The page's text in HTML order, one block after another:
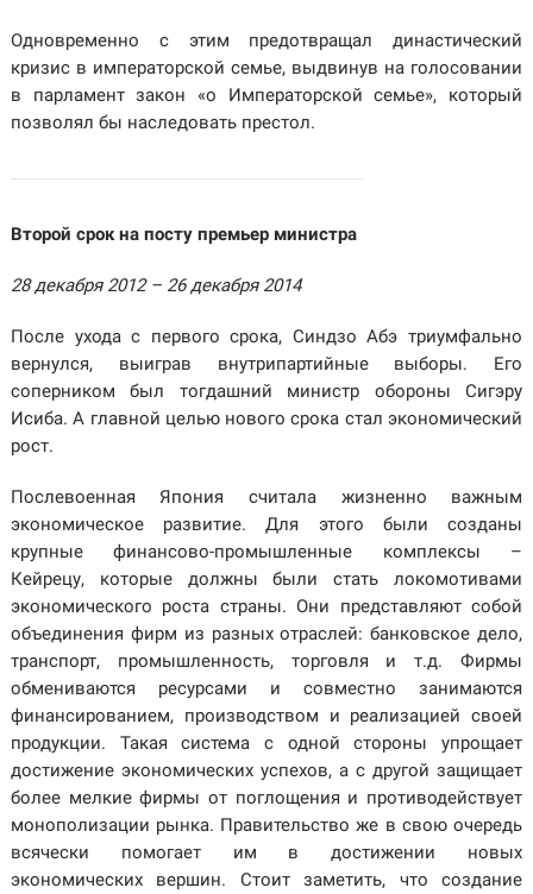
Одновременно с этим предотвращал династический
кризис в императорской семье, выдвинув на голосовании
в парламент закон «о Императорской семье», который
позволял бы наследовать престол.
Второй срок на посту премьер министра
28 декабря 2012 – 26 декабря 2014
После ухода с первого срока, Синдзо Абэ триумфально
вернулся, выиграв внутрипартийные выборы. Его
соперником был тогдашний министр обороны Сигэру
Исиба. А главной целью нового срока стал экономический
рост.
Послевоенная Япония считала жизненно важным
экономическое развитие. Для этого были созданы
крупные финансово-промышленные комплексы –
Кейрецу, которые должны были стать локомотивами
экономического роста страны. Они представляют собой
объединения фирм из разных отраслей: банковское дело,
транспорт, промышленность, торговля и т.д. Фирмы
обмениваются ресурсами и совместно занимаются
финансированием, производством и реализацией своей
продукции. Такая система с одной стороны упрощает
достижение экономических успехов, а с другой защищает
более мелкие фирмы от поглощения и противодействует
монополизации рынка. Правительство же в свою очередь
всячески помогает им в достижении новых
экономических вершин. Стоит заметить, что создание